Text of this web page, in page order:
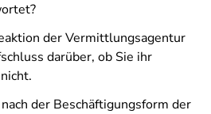
der Vermittlungsagentur
darüber, ob Sie ihr
der Beschäftigungsform der